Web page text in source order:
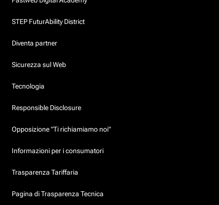
STEP FuturAbility District
Diventa partner
Sicurezza sul Web
Tecnologia
Responsible Disclosure
Opposizione "Ti richiamiamo noi"
Informazioni per i consumatori
Trasparenza Tariffaria
Pagina di Trasparenza Tecnica